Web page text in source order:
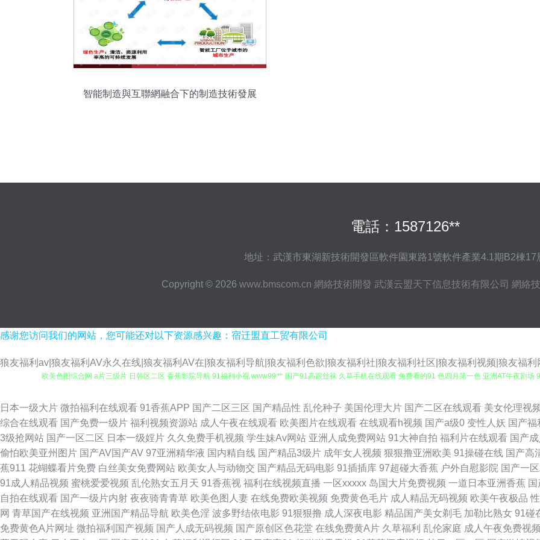
智能制造與互聯網融合下的制造技術發展
電話：1587126**
地址：武漢市東湖新技術開發區軟件園東路1號軟件產業4.1期B2棟17
Copyright © 2026 www.bmscom.cn 網絡技術開發 武漢云盟天下信息技術有限公司 網絡
感谢您访问我们的网站，您可能还对以下资源感兴趣：宿迁盟直工贸有限公司
狼友福利av|狼友福利AV永久在线|狼友福利AV在|狼友福利导航|狼友福利色欲|狼友福利社|狼友福利社区|狼友福利视频|狼友福
欧美色图综合网 a片三级片 日韩区二区 香蕉影院导航 91福利小视 www99艹 国产91高跟丝袜 久草手机在线观看 免费看的91 色四月第一色 亚洲AT午夜剧
无码 欧美性aaaaa 天天日天天弄 亚洲色图综合 91探花传媒 国产69精品麻豆 韩美狠狠干 国产四区自拍 亚洲不卡一二一 91大神bt 91人妻人人操 av亚洲色
航 偷拍福利 人妖性网站 日韩在线第47页 日韩无码入口 亚洲色图制服 91传媒免费观看 大香蕉伊人9 韩国自拍AV 亚洲女性黄页网站 97在线b'b 豆花在线免
清有码 91传媒熊猫视频 91网站国产 av性爱在线观看 传媒视频播放 激情avav 日本婷婷com 亚洲色图少妇熟女 jk啪啪内射 国产精品九九精品 九一免费在线
国产精品午夜麻烦 狠狠色97欧美 久久精品看国产 人人操超 色五月天网 影音先锋三级片 97色色豆花影音 草莓视频入口 国产六页 九九热超碰 欧美A级性交
日本一级大片 微拍福利在线观看 91香蕉APP 国产二区三区 国产精品性 乱伦种子 美国伦理大片 国产二区在线观看 美女伦理视
综合在线观看 国产免费一级片 福利视频资源站 成人午夜在线观看 欧美图片在线观看 在线观看h视频 国产a级0 变性人妖 国产福
3级抢网站 国产一区二区 日本一级婬片 久久免费手机视频 学生妹Av网站 亚洲人成免费网站 91大神自拍 福利片在线观看 国产
偷怕欧美亚州图片 国产AV国产AV 97亚洲精华液 国内精自线 国产精品3级片 成年女人视频 狠狠撸亚洲欧美 91操碰在线 国产高
蕉911 花蝴蝶看片免费 白丝美女免费网站 欧美女人与动物交 国产精品无码电影 91插插库 97超碰大香蕉 户外自慰影院 国产一
91成人精品视频 蜜桃爱爱视频 乱伦熟女五月天 91香蕉视 福利在线视频直播 一区xxxxx 岛国大片免费视频 一道日本亚洲香蕉
自拍在线观看 国产一级片内射 夜夜骑青青草 欧美色图人妻 在线免费欧美视频 免费黄色毛片 成人精品无码视频 欧美午夜极品
网 青草国产在线视频 亚洲国产精品导航 欧美色淫 波多野结依电影 91狠狠撸 成人深夜电影 精品国产美女剃毛 加勒比熟女 91碰
免费黄色A片网址 微拍福利国产视频 国产人成无码视频 国产原创区色花堂 在线免费黄A片 久草福利 乱伦家庭 成人午夜免费视